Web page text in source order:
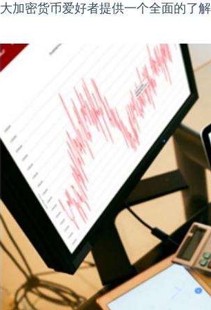
大加密货币爱好者提供一个全面的了